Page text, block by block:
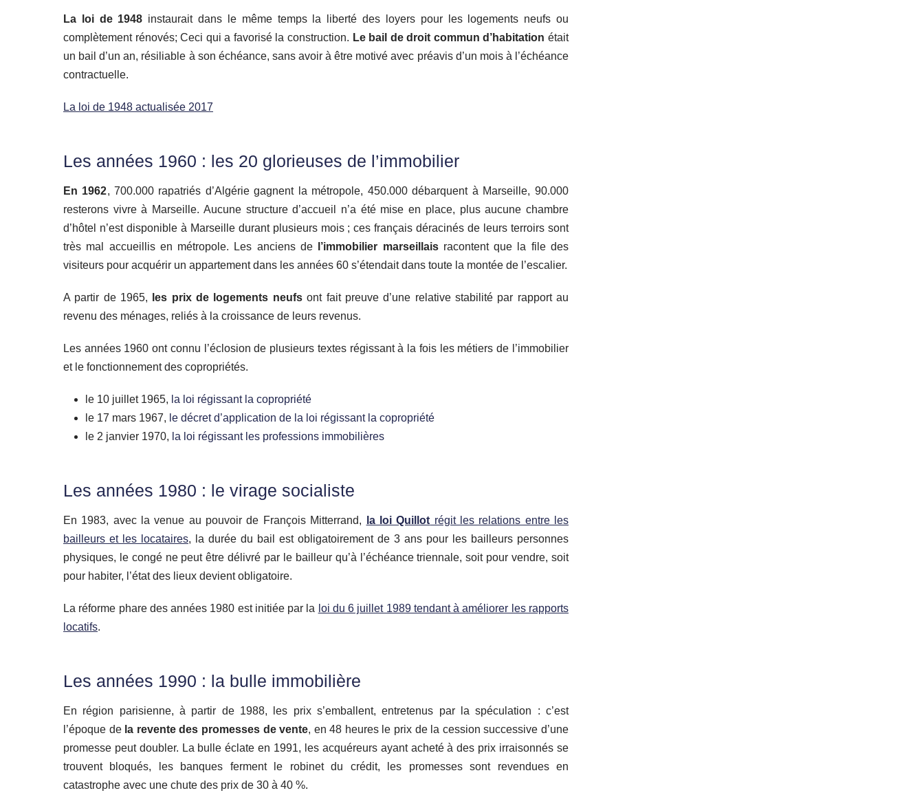
La loi de 1948 instaurait dans le même temps la liberté des loyers pour les logements neufs ou
complètement rénovés; Ceci qui a favorisé la construction. Le bail de droit commun d’habitation était
un bail d’un an, résiliable à son échéance, sans avoir à être motivé avec préavis d’un mois à l’échéance
contractuelle.
La loi de 1948 actualisée 2017
Les années 1960 : les 20 glorieuses de l’immobilier
En 1962, 700.000 rapatriés d’Algérie gagnent la métropole, 450.000 débarquent à Marseille, 90.000
resterons vivre à Marseille. Aucune structure d’accueil n’a été mise en place, plus aucune chambre
d’hôtel n’est disponible à Marseille durant plusieurs mois ; ces français déracinés de leurs terroirs sont
très mal accueillis en métropole. Les anciens de
l’immobilier marseillaisracontent que la file des
visiteurs pour acquérir un appartement dans les années 60 s’étendait dans toute la montée de l’escalier.
A partir de 1965, les prix de logements neufsont fait preuve d’une relative stabilité par rapport au
revenu des ménages, reliés à la croissance de leurs revenus.
Les années 1960 ont connu l’éclosion de plusieurs textes régissant à la fois les métiers de l’immobilier
et le fonctionnement des copropriétés.
le 10 juillet 1965, la loi régissant la copropriété
le 17 mars 1967, le décret d’application de la loi régissant la copropriété
le 2 janvier 1970, la loi régissant les professions immobilières
Les années 1980 : le virage socialiste
En 1983, avec la venue au pouvoir de François Mitterrand, la loi Quillot régit les relations entre les
bailleurs et les locataires, la durée du bail est obligatoirement de 3 ans pour les bailleurs personnes
physiques, le congé ne peut être délivré par le bailleur qu’à l’échéance triennale, soit pour vendre, soit
pour habiter, l’état des lieux devient obligatoire.
La réforme phare des années 1980 est initiée par la loi du 6 juillet 1989 tendant à améliorer les rapports
locatifs.
Les années 1990 : la bulle immobilière
En région parisienne, à partir de 1988, les prix s’emballent, entretenus par la spéculation : c’est
l’époque de la revente des promesses de vente, en 48 heures le prix de la cession successive d’une
promesse peut doubler. La bulle éclate en 1991, les acquéreurs ayant acheté à des prix irraisonnés se
trouvent bloqués, les banques ferment le robinet du crédit, les promesses sont revendues en
catastrophe avec une chute des prix de 30 à 40 %.